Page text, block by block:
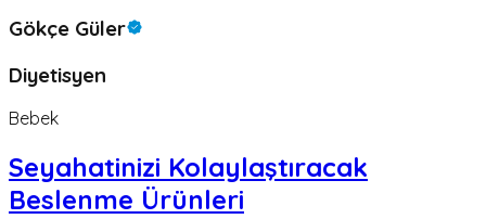
Gökçe Güler
Diyetisyen
Bebek
Seyahatinizi Kolaylaştıracak
Beslenme Ürünleri